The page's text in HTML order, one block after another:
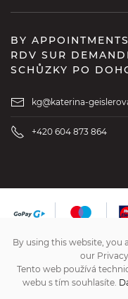
BY
RDV SUR
SCHŮZKY PO
kg@katerina-
+420 604 873 864
By using this website, you
our
Tento web používá
webu s tím souhlasíte.